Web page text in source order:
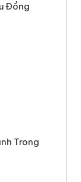
Đồng
Trong